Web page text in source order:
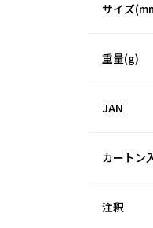
サイズ
重量(g)
JAN
カートン
注釈